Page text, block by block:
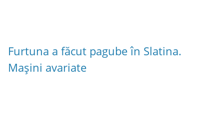
Furtuna a făcut pagube în Slatina.
Mașini avariate